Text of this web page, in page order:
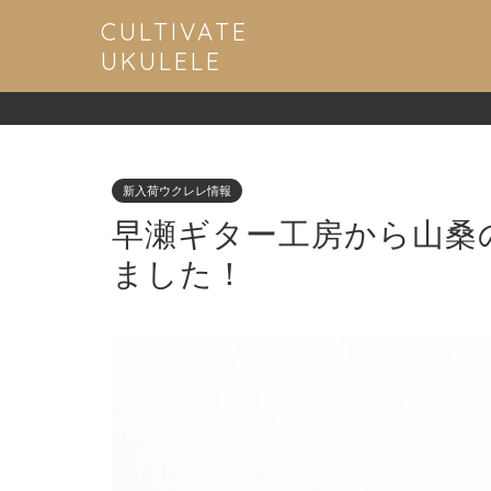
CULTIVATE
UKULELE
新入荷ウクレレ情報
早瀬ギター工房から山
ました！